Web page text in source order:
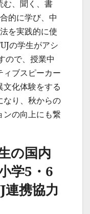
む、聞く、書
的に学び、中
を実践的に使
の学生がアシ
ので、授業中
ィブスピーカー
文化体験をする
なり、秋からの
ンの向上にも繋
の国内
学5・6
連携協力